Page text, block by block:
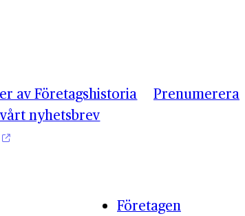
av Företagshistoria
nyhetsbrev
Prenumerera
Företagen